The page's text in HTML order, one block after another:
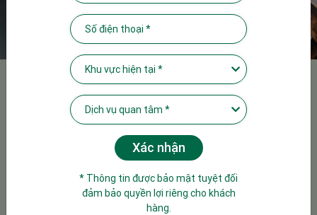
SCENT MARKETING SERVICE
Tiếp thị mùi hương không chỉ đơn thuần là truyền hương thơm vào
trong không gian, mà đó là một giải pháp nghệ thuật giúp định vị bản
sắc thương hiệu riêng biệt, truyền tải thông điệp, tạo dấu ấn trong
tâm trí khách hàng. Sức mạnh hương thơm có khả năng ảnh hưởng
đến hành vi và tác động đến cảm xúc một cách nhất định.
* Thông tin được bảo mật tuyệt đối
đảm bảo quyền lợi riêng cho khách
hàng.